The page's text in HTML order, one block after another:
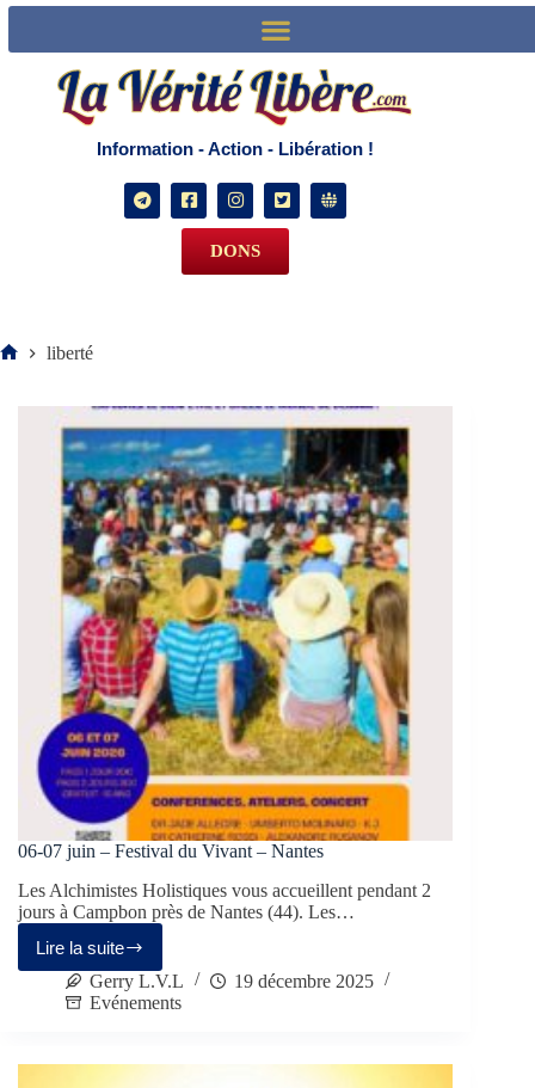
Information - Action - Libération !
DONS
liberté
06-07 juin – Festival du Vivant – Nantes
Les Alchimistes Holistiques vous accueillent pendant 2
jours à Campbon près de Nantes (44). Les…
Lire la suite
Gerry L.V.L
19 décembre 2025
Evénements